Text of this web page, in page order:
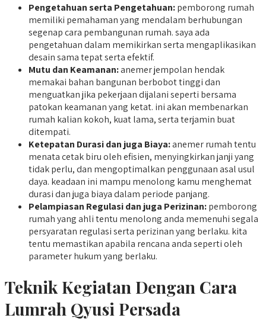
Pengetahuan serta Pengetahuan:pemborong rumah
memiliki pemahaman yang mendalam berhubungan
segenap cara pembangunan rumah. saya ada
pengetahuan dalam memikirkan serta mengaplikasikan
desain sama tepat serta efektif.
Mutu dan Keamanan:anemer jempolan hendak
memakai bahan bangunan berbobot tinggi dan
menguatkan jika pekerjaan dijalani seperti bersama
patokan keamanan yang ketat. ini akan membenarkan
rumah kalian kokoh, kuat lama, serta terjamin buat
ditempati.
Ketepatan Durasi dan juga Biaya:anemer rumah tentu
menata cetak biru oleh efisien, menyingkirkan janji yang
tidak perlu, dan mengoptimalkan penggunaan asal usul
daya. keadaan ini mampu menolong kamu menghemat
durasi dan juga biaya dalam periode panjang.
Pelampiasan Regulasi dan juga Perizinan:pemborong
rumah yang ahli tentu menolong anda memenuhi segala
persyaratan regulasi serta perizinan yang berlaku. kita
tentu memastikan apabila rencana anda seperti oleh
parameter hukum yang berlaku.
Teknik Kegiatan Dengan Cara
Lumrah Qyusi Persada